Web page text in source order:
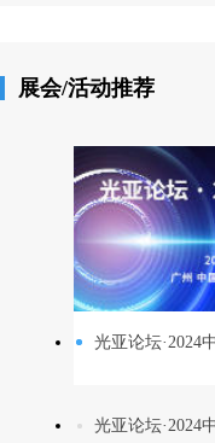
展会/活动推荐
光亚论坛·2024